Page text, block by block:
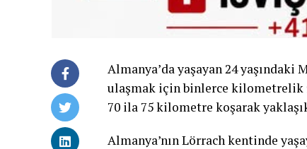
Almanya’da yaşayan 24
ulaşmak için binlerce kilometrelik
70 ila 75 kilometre koşarak
Almanya’nın Lörrach kentinde